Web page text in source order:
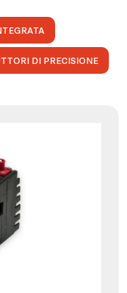
DI PRECISIONE